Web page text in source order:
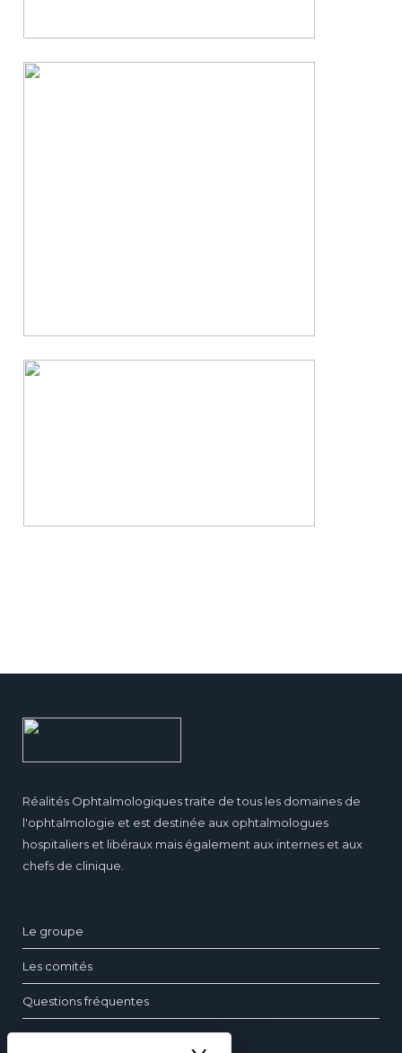
Réalités Ophtalmologiques traite de tous les domaines de
l'ophtalmologie et est destinée aux ophtalmologues
hospitaliers et libéraux mais également aux internes et aux
chefs de clinique.
Le groupe
Les comités
Questions fréquentes
Contact